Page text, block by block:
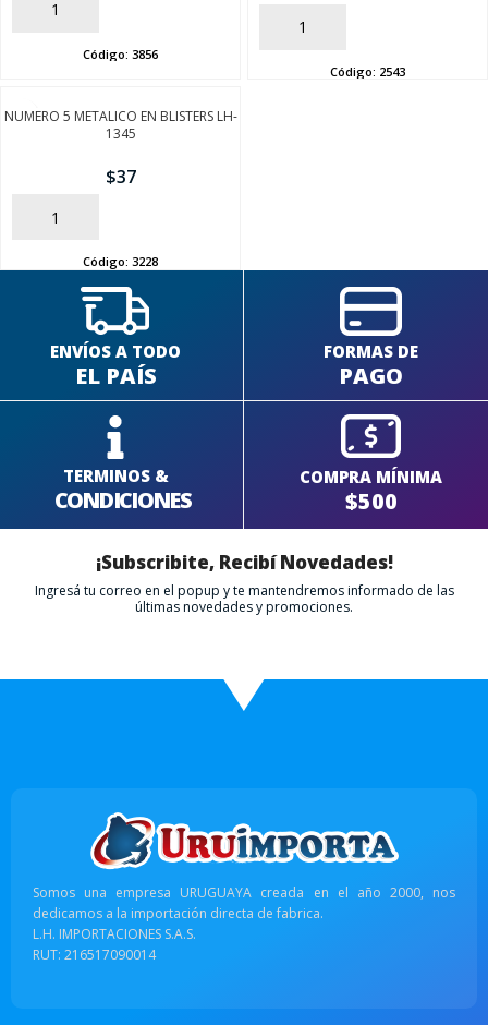
AÑADIR
Código: 3856
AÑADIR
Código: 2543
NUMERO 5 METALICO EN BLISTERS LH-
1345
$37
AÑADIR
Código: 3228
ENVÍOS A TODO
EL PAÍS
FORMAS DE
PAGO
TERMINOS &
CONDICIONES
COMPRA MÍNIMA
$500
¡Subscribite, Recibí Novedades!
Ingresá tu correo en el popup y te mantendremos informado de las
últimas novedades y promociones.
Somos una empresa URUGUAYA creada en el año 2000, nos
dedicamos a la importación directa de fabrica.
L.H. IMPORTACIONES S.A.S.
RUT: 216517090014